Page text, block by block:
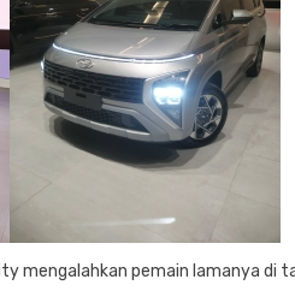
mengalahkan pemain lamanya